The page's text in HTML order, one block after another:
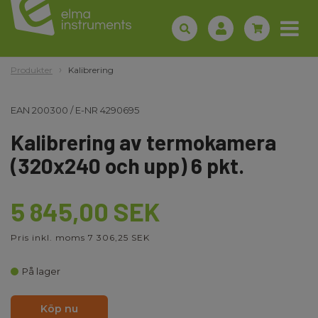
Produkter Kalibrering
EAN 200300 /E-NR 4290695
Kalibrering av termokamera
(320x240 och upp) 6 pkt.
5 845,00 SEK
Pris inkl. moms 7 306,25 SEK
På lager
Köp nu